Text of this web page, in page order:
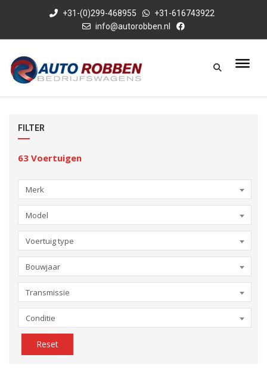
+31-(0)299-468955
+31-616743922
info@autorobben.nl
FILTER
63 Voertuigen
Merk
Model
Voertuig type
Bouwjaar
Transmissie
Conditie
Reset